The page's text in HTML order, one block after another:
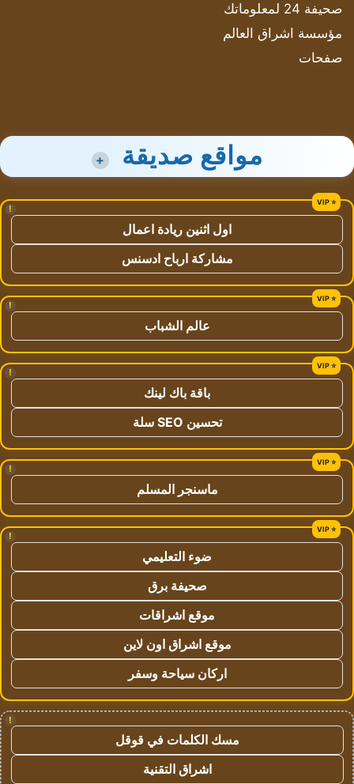
صحيفة 24 لمعلوماتك
مؤسسة اشراق العالم
صفحات
مواقع صديقة +
!
اول اثنين ريادة اعمال
مشاركة ارباح ادسنس
!
عالم الشباب
!
باقة باك لينك
تحسين SEO سلة
!
ماسنجر المسلم
!
ضوء التعليمي
صحيفة برق
موقع اشراقات
موقع اشراق اون لاين
اركان سياحة وسفر
!
مسك الكلمات في قوقل
اشراق التقنية